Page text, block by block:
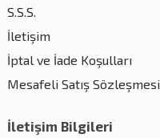
S.S.S.
İletişim
İptal ve İade Koşulları
Mesafeli Satış Sözleşmesi
İletişim Bilgileri